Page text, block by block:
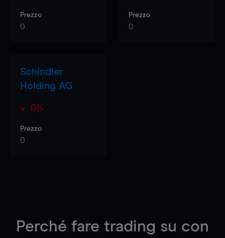
Prezzo
0
Prezzo
0
Schindler
Holding AG
0%
Prezzo
0
Perché fare trading su con